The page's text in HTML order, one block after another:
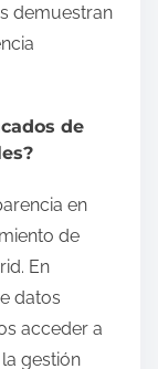
demuestran
de
en
de
En
datos
acceder a
gestión